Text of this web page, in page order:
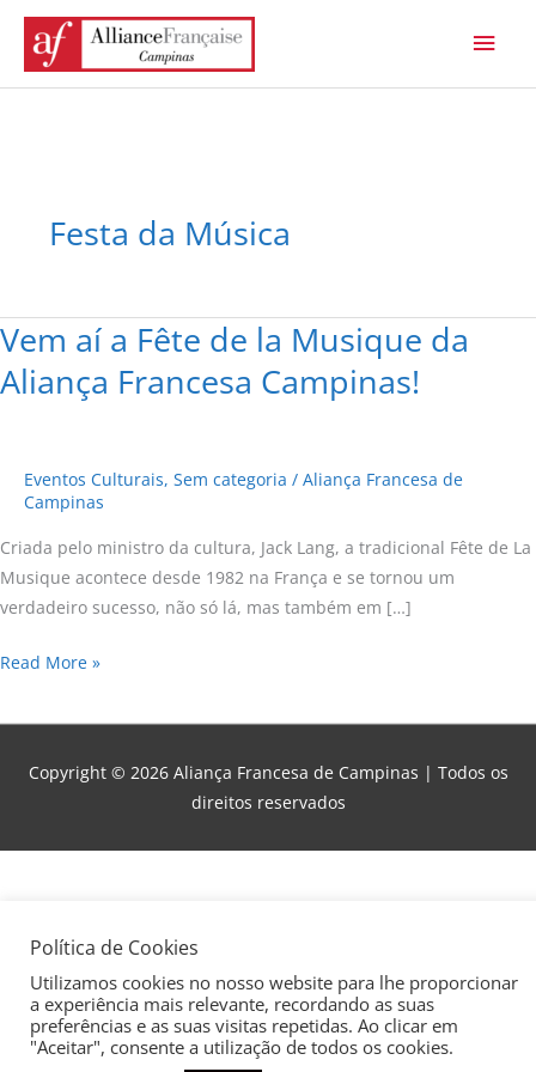
para
Festa da Música
Vem aí a Fête de la Musique da
Aliança Francesa Campinas!
Eventos Culturais, Sem categoria / Aliança Francesa de
Campinas
Criada pelo ministro da cultura, Jack Lang, a tradicional Fête de La
Musique acontece desde 1982 na França e se tornou um
verdadeiro sucesso, não só lá, mas também em […]
Vem
a
Musique
da
Aliança
Francesa
Read More »
Copyright © 2026 Aliança Francesa de Campinas | Todos os
direitos reservados
Política de Cookies
Utilizamos cookies no nosso website para lhe proporcionar
a experiência mais relevante, recordando as suas
preferências e as suas visitas repetidas. Ao clicar em
"Aceitar", consente a utilização de todos os cookies.